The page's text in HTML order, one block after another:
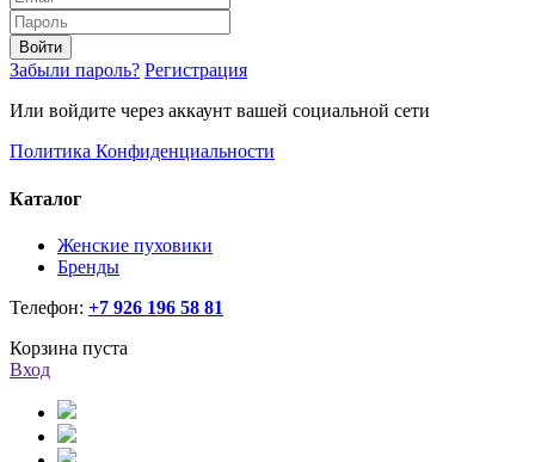
Войти
Забыли пароль? Регистрация
Или войдите через аккаунт вашей социальной сети
Политика Конфиденциальности
Каталог
Женские пуховики
Бренды
Телефон: +7 926 196 58 81
Корзина пуста
Вход